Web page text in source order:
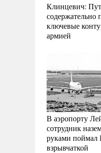
Клинцевич:
содержательно
ключевые
армией
В аэропорту
сотрудник
руками
взрывчаткой